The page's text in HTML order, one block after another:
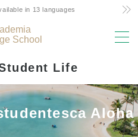
in 13 languages
e segreti
di 4 giorni delle
Life
Aloha